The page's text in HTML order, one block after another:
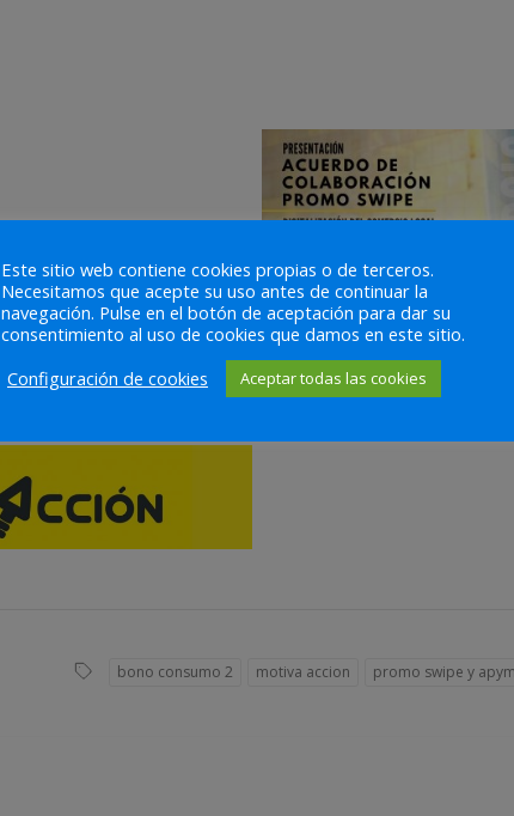
bono consumo 2 motiva accion promo swipe y
Este sitio web contiene cookies propias o de terceros.
Necesitamos que acepte su uso antes de continuar la
navegación. Pulse en el botón de aceptación para dar su
consentimiento al uso de cookies que damos en este sitio.
Configuración de cookies
Aceptar todas las cookies